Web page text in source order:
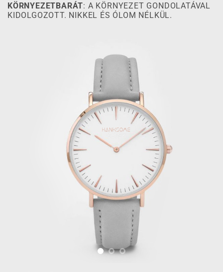
KÖRNYEZETBARÁT: A KÖRNYEZET GONDOLATÁVAL
KIDOLGOZOTT. NIKKEL ÉS ÓLOM NÉLKÜL.